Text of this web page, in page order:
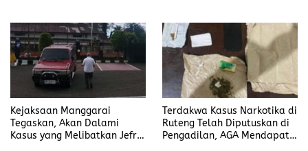
Kejaksaan Manggarai
Tegaskan, Akan Dalami
Kasus yang Melibatkan Jefrin
Terdakwa Kasus Narkotika di
Ruteng Telah Diputuskan di
Pengadilan, AGA Mendapat